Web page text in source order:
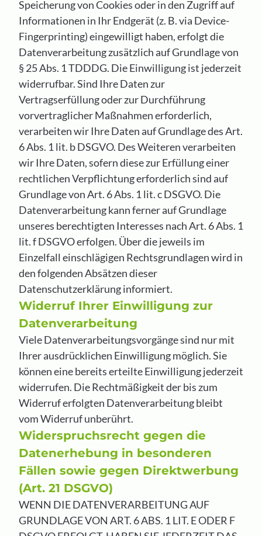
Speicherung von Cookies oder in den Zugriff auf
Informationen in Ihr Endgerät (z. B. via Device-
Fingerprinting) eingewilligt haben, erfolgt die
Datenverarbeitung zusätzlich auf Grundlage von
§ 25 Abs. 1 TDDDG. Die Einwilligung ist jederzeit
widerrufbar. Sind Ihre Daten zur
Vertragserfüllung oder zur Durchführung
vorvertraglicher Maßnahmen erforderlich,
verarbeiten wir Ihre Daten auf Grundlage des Art.
6 Abs. 1 lit. b DSGVO. Des Weiteren verarbeiten
wir Ihre Daten, sofern diese zur Erfüllung einer
rechtlichen Verpflichtung erforderlich sind auf
Grundlage von Art. 6 Abs. 1 lit. c DSGVO. Die
Datenverarbeitung kann ferner auf Grundlage
unseres berechtigten Interesses nach Art. 6 Abs. 1
lit. f DSGVO erfolgen. Über die jeweils im
Einzelfall einschlägigen Rechtsgrundlagen wird in
den folgenden Absätzen dieser
Datenschutzerklärung informiert.
Widerruf Ihrer Einwilligung zur
Datenverarbeitung
Viele Datenverarbeitungsvorgänge sind nur mit
Ihrer ausdrücklichen Einwilligung möglich. Sie
können eine bereits erteilte Einwilligung jederzeit
widerrufen. Die Rechtmäßigkeit der bis zum
Widerruf erfolgten Datenverarbeitung bleibt
vom Widerruf unberührt.
Widerspruchsrecht gegen die
Datenerhebung in besonderen
Fällen sowie gegen Direktwerbung
(Art. 21 DSGVO)
WENN DIE DATENVERARBEITUNG AUF
GRUNDLAGE VON ART. 6 ABS. 1 LIT. E ODER F